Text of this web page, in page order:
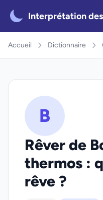
Interprétation
Accueil Dictionnaire
B
Rêver de
thermos :
rêve ?